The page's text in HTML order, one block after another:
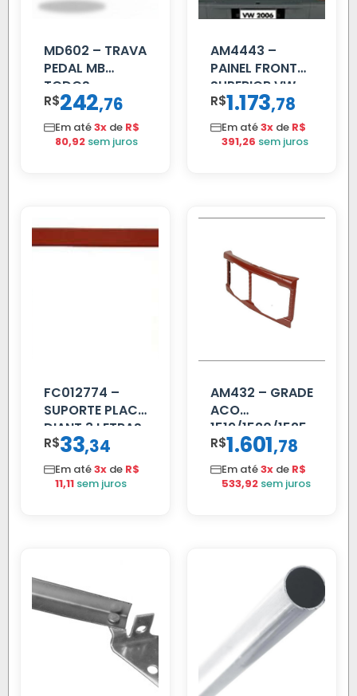
MD602 – TRAVA
PEDAL MB
TODOS
R$242,76
Em até3x de R$
80,92 sem juros
AM4443 –
PAINEL FRONTAL
SUPERIOR VW
DELIVERY
R$1.173,78
Em até3x de R$
391,26 sem juros
FC012774 –
SUPORTE PLACA
DIANT 3 LETRAS
REFORCADO
R$33,34
Em até3x de R$
11,11 sem juros
AM432 – GRADE
ACO
1519/1520/1525
R$1.601,78
Em até3x de R$
533,92 sem juros